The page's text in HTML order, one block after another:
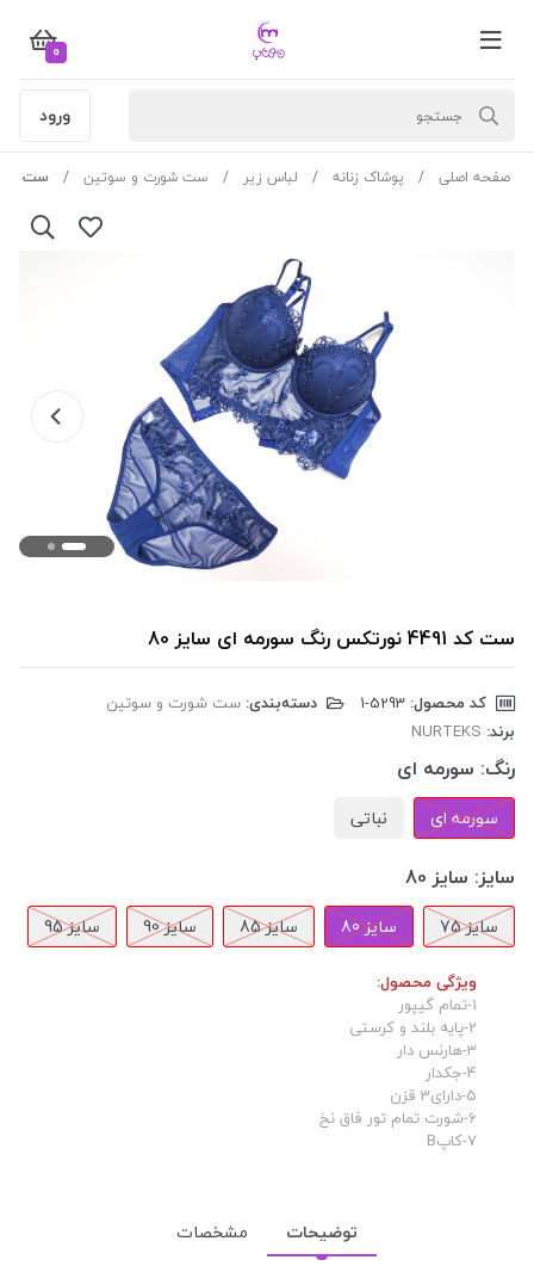
0
ورود
صفحه اصلی پوشاک زنانه لباس زیر ست شورت و سوتین ست کد 4491 نورتکس رنگ سورمه ای سایز 80
ست کد 4491 نورتکس رنگ سورمه ای سایز 80
کد محصول: دسته‌بندی: ست شورت و سوتین
برند: NURTEKS
رنگ: سورمه ای
سورمه ای نباتی
سایز: سایز 80
سایز 75 سایز 80 سایز 85 سایز 90 سایز 95
ویژگی محصول:
1-تمام گیپور
2-پایه بلند و کرستی
3-هارنس دار
4-جکدار
5-دارای3 قزن
6-شورت تمام تور فاق نخ
7-کاپB
توضیحات مشخصات